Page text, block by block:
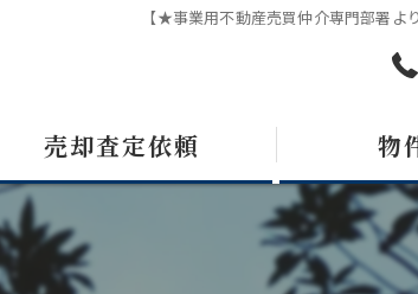
【★事業用不動産売買仲介専門部署
売却査定依頼 物